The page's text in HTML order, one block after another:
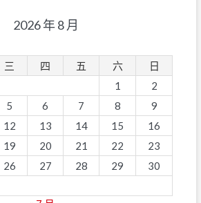
2026 年 8 月
三 四 五 六
日
1
2
5 6 7 8
9
12 13 14 15
16
19 20 21 22
23
26 27 28 29
30